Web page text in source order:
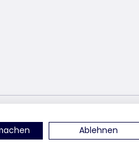
YouTube
Sie uns auf Linked-In
finden Sie uns auf TikTok
Ablehnen